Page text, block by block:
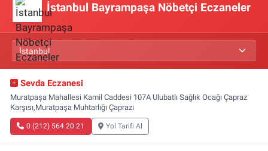
İstanbul Bayrampaşa Nöbetçi Eczaneler
Sevda Eczanesi
Muratpaşa Mahallesi Kamil Caddesi 107A Ulubatlı Sağlık Ocağı Çapraz
Karşısı,Muratpaşa Muhtarlığı Çaprazı
0 (212) 564 20 21 Yol Tarifi Al